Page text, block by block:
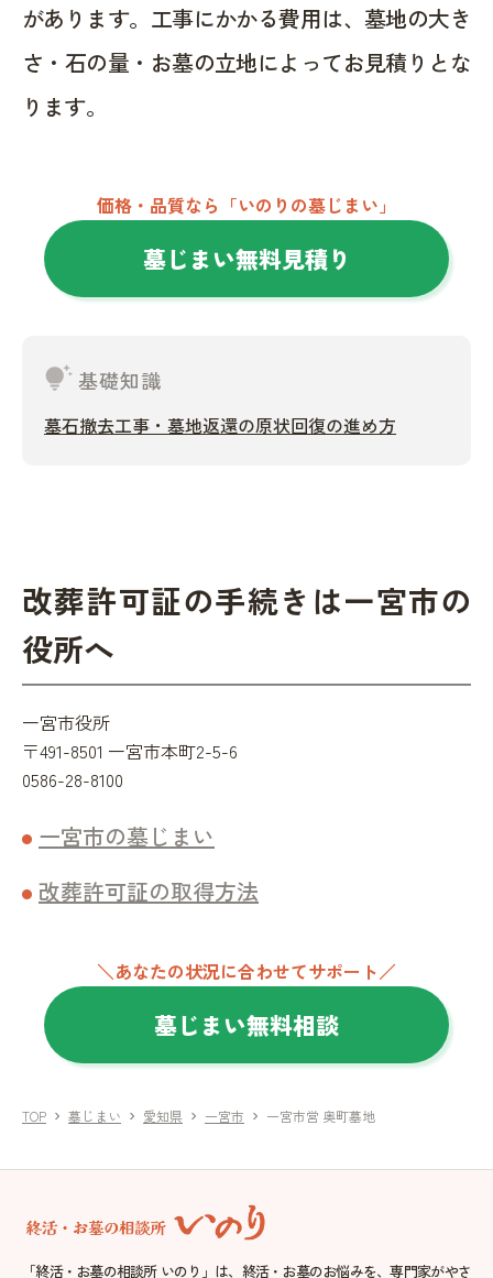
があります。工事にかかる費用は、墓地の大き
さ・石の量・お墓の立地によってお見積りとな
ります。
価格・品質なら「いのりの墓じまい」
墓じまい無料見積り
tips_and_updates基礎知識
墓石撤去工事・墓地返還の原状回復の進め方
改葬許可証の手続きは一宮市の
役所へ
一宮市役所
〒491-8501 一宮市本町2-5-6
0586-28-8100
一宮市の墓じまい
改葬許可証の取得方法
＼あなたの状況に合わせてサポート／
墓じまい無料相談
TOP chevron_right 墓じまい chevron_right 愛知県 chevron_right 一宮市 chevron_right 一宮市営 奥町墓地
「終活・お墓の相談所 いのり」は、終活・お墓のお悩みを、専門家がやさ